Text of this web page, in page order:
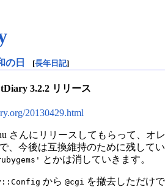
の日 [長年日記]
3.2.2 リリース
20130429.html
さんにリリースしてもらって、オ
、今後は互換維持のために残して
とかは消していきます。
から @cgi を撤去しただけ